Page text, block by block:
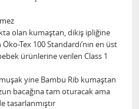
olan kumaştan, dikiş ipliğine
Tex 100 Standardı’nın en üst
ürünlerine verilen Class 1
yine Bambu Rib kumaştan
bacağına tam oturacak ama
tasarlanmıştır